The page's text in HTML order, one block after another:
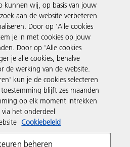
kunnen wij, op basis van jouw
aan de website verbeteren
Door op 'Alle cookies
je in met cookies op jouw
Door op 'Alle cookies
je alle cookies, behalve
de werking van de website.
kun je de cookies selecteren
blijft zes maanden
op elk moment intrekken
het onderdeel
Cookiebeleid
beheren